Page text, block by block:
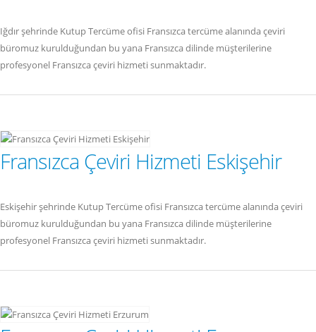
Iğdır şehrinde Kutup Tercüme ofisi Fransızca tercüme alanında çeviri
büromuz kurulduğundan bu yana Fransızca dilinde müşterilerine
profesyonel Fransızca çeviri hizmeti sunmaktadır.
Fransızca Çeviri Hizmeti Eskişehir
Eskişehir şehrinde Kutup Tercüme ofisi Fransızca tercüme alanında çeviri
büromuz kurulduğundan bu yana Fransızca dilinde müşterilerine
profesyonel Fransızca çeviri hizmeti sunmaktadır.